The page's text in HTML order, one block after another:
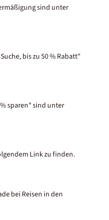
sind unter
bis zu 50 % Rabatt"
sparen" sind unter
Link zu finden.
bei Reisen in den